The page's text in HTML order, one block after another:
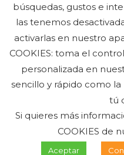
Pol. Malpica, Calle F,
info@transportestlp.com
+34 976 573 477
Transportes TLP © 2021
diseñada
búsquedas, gustos e
las tenemos
activarlas en nuestro
COOKIES: toma el
personalizada en
sencillo y rápido como la
tú
Si quieres más
COOKIES de
Aceptar